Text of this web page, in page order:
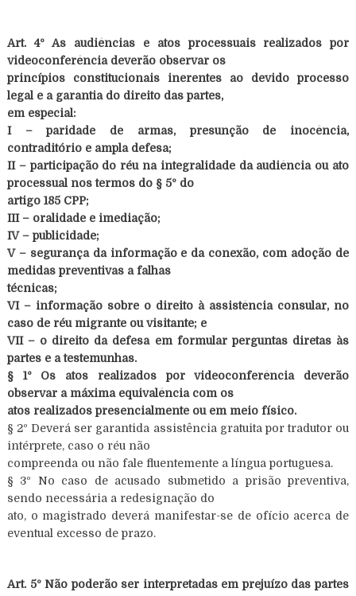
Art. 4º As audiências e atos processuais realizados por
videoconferência deverão observar os
princípios constitucionais inerentes ao devido processo
legal e a garantia do direito das partes,
em especial:
I – paridade de armas, presunção de inocência,
contraditório e ampla defesa;
II – participação do réu na integralidade da audiência ou ato
processual nos termos do § 5º do
artigo 185 CPP;
III – oralidade e imediação;
IV – publicidade;
V – segurança da informação e da conexão, com adoção de
medidas preventivas a falhas
técnicas;
VI – informação sobre o direito à assistência consular, no
caso de réu migrante ou visitante; e
VII – o direito da defesa em formular perguntas diretas às
partes e a testemunhas.
§ 1º Os atos realizados por videoconferência deverão
observar a máxima equivalência com os
atos realizados presencialmente ou em meio físico.
§ 2º Deverá ser garantida assistência gratuita por tradutor ou
intérprete, caso o réu não
compreenda ou não fale fluentemente a língua portuguesa.
§ 3º No caso de acusado submetido a prisão preventiva,
sendo necessária a redesignação do
ato, o magistrado deverá manifestar-se de ofício acerca de
eventual excesso de prazo.
Art. 5º Não poderão ser interpretadas em prejuízo das partes